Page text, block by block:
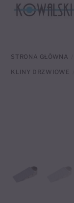
STRONA GŁÓWNA
KLINY DRZWIOWE